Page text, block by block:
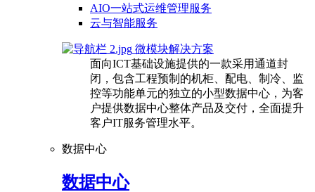
AIO一站式运维管理服务
云与智能服务
微模块解决方案
面向ICT基础设施提供的一款采用通道封
闭，包含工程预制的机柜、配电、制冷、监
控等功能单元的独立的小型数据中心，为客
户提供数据中心整体产品及交付，全面提升
客户IT服务管理水平。
数据中心
数据中心